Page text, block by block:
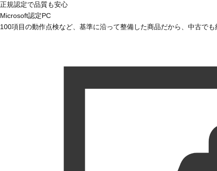
正規認定で品質も安心
Microsoft認定PC
100項目の動作点検など、基準に沿って整備した商品だから、中古で